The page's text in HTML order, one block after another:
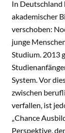
In Deutschland
akademischer
verschoben:
junge
Studium. 2013
System. Vor
zwischen
verfallen, ist
„Chance
Perspektive,